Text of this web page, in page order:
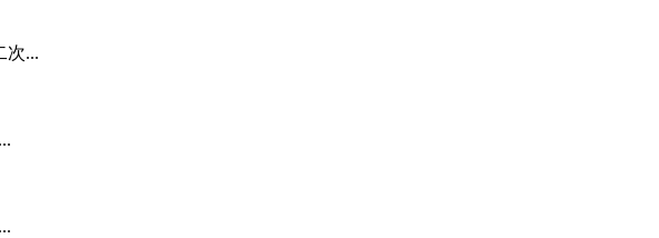
次...